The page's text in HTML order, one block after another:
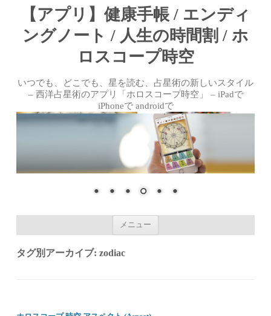
【アプリ】健康手帳 / エンディ
ングノート / 人生の時間割 / ホ
ロスコープ時空
いつでも、どこでも、星を読む、占星術の新しいスタイル
– 西洋占星術のアプリ「ホロスコープ時空」 – iPadで
iPhoneで androidで
メニュー
タグ別アーカイブ:zodiac